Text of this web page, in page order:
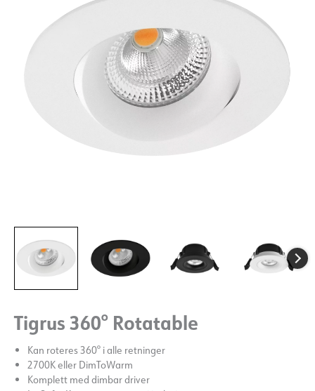
Tigrus 360° Rotatable
Kan roteres 360° i alle retninger
2700K eller DimToWarm
Komplett med dimbar driver